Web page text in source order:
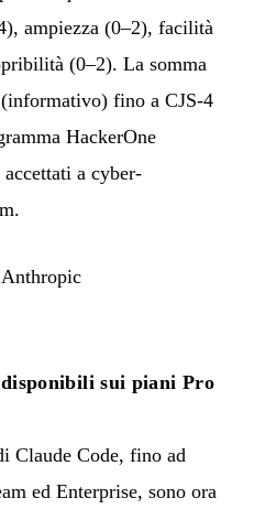
ampiezza (0–2), facilità
(0–2). La somma
fino a CJS-4
HackerOne
a cyber-
.
sui piani Pro
Code, fino ad
ed Enterprise, sono ora